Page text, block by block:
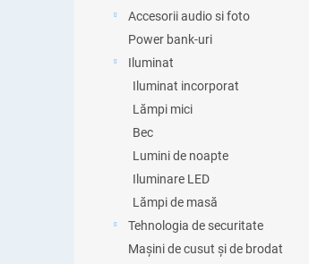
Accesorii audio si foto
Power bank-uri
Iluminat
Iluminat incorporat
Lămpi mici
Bec
Lumini de noapte
Iluminare LED
Lămpi de masă
Tehnologia de securitate
Mașini de cusut și de brodat